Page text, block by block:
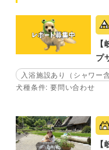
プ
入浴施設あり（シャワー含
犬種条件: 要問い合わせ